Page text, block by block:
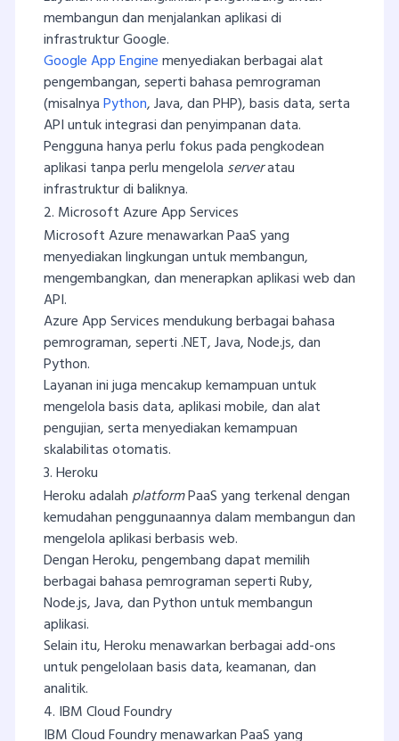
membangun dan menjalankan aplikasi di
infrastruktur Google.
Google App Enginemenyediakan berbagai alat
pengembangan, seperti bahasa pemrograman
(misalnyaPython, Java, dan PHP), basis data, serta
API untuk integrasi dan penyimpanan data.
Pengguna hanya perlu fokus pada pengkodean
aplikasi tanpa perlu mengelola serveratau
infrastruktur di baliknya.
2. Microsoft Azure App Services
Microsoft Azure menawarkan PaaS yang
menyediakan lingkungan untuk membangun,
mengembangkan, dan menerapkan aplikasi web dan
API.
Azure App Services mendukung berbagai bahasa
pemrograman, seperti .NET, Java, Node.js, dan
Python.
Layanan ini juga mencakup kemampuan untuk
mengelola basis data, aplikasi mobile, dan alat
pengujian, serta menyediakan kemampuan
skalabilitas otomatis.
3. Heroku
Heroku adalahplatformPaaS yang terkenal dengan
kemudahan penggunaannya dalam membangun dan
mengelola aplikasi berbasis web.
Dengan Heroku, pengembang dapat memilih
berbagai bahasa pemrograman seperti Ruby,
Node.js, Java, dan Python untuk membangun
aplikasi.
Selain itu, Heroku menawarkan berbagai add-ons
untuk pengelolaan basis data, keamanan, dan
analitik.
4. IBM Cloud Foundry
IBM Cloud Foundry menawarkan PaaS yang